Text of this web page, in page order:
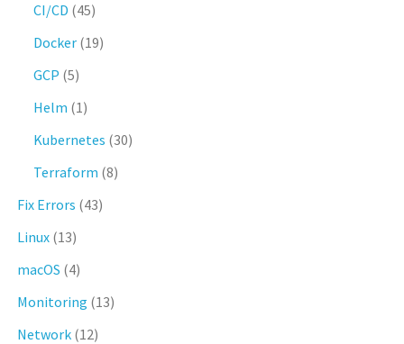
CI/CD (45)
Docker (19)
GCP (5)
Helm (1)
Kubernetes (30)
Terraform (8)
Fix Errors (43)
Linux (13)
macOS (4)
Monitoring (13)
Network (12)